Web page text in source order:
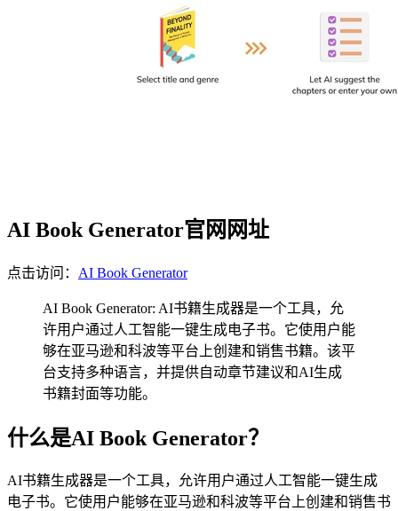
AI Book Generator官网网址
点击访问： AI Book Generator
AI Book Generator: AI书籍生成器是一个工具，允
许用户通过人工智能一键生成电子书。它使用户能
够在亚马逊和科波等平台上创建和销售书籍。该平
台支持多种语言，并提供自动章节建议和AI生成
书籍封面等功能。
什么是AI Book Generator？
AI书籍生成器是一个工具，允许用户通过人工智能一键生成
电子书。它使用户能够在亚马逊和科波等平台上创建和销售书